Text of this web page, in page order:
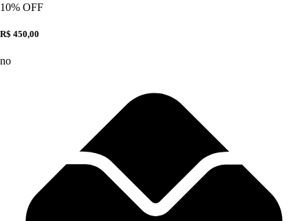
10% OFF
R$ 450,00
no